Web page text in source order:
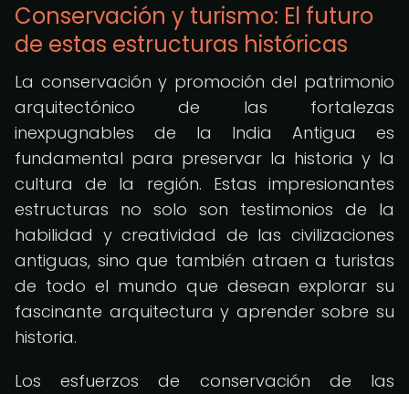
Conservación y turismo: El futuro
de estas estructuras históricas
La conservación y promoción del patrimonio
arquitectónico de las fortalezas
inexpugnables de la India Antigua es
fundamental para preservar la historia y la
cultura de la región. Estas impresionantes
estructuras no solo son testimonios de la
habilidad y creatividad de las civilizaciones
antiguas, sino que también atraen a turistas
de todo el mundo que desean explorar su
fascinante arquitectura y aprender sobre su
historia.
Los esfuerzos de conservación de las